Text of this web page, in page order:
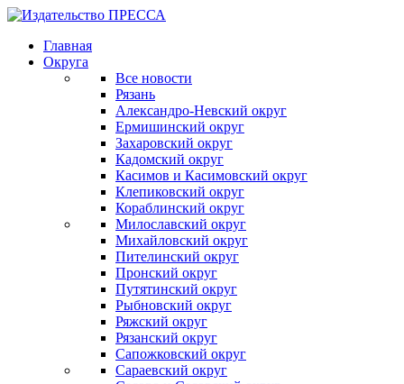
Главная
Округа
Все новости
Рязань
Александро-Невский округ
Ермишинский округ
Захаровский округ
Кадомский округ
Касимов и Касимовский округ
Клепиковский округ
Кораблинский округ
Милославский округ
Михайловский округ
Пителинский округ
Пронский округ
Путятинский округ
Рыбновский округ
Ряжский округ
Рязанский округ
Сапожковский округ
Сараевский округ